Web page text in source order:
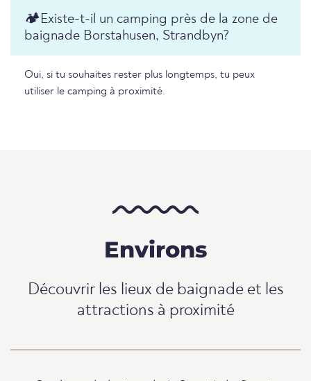
🏕️️Existe-t-il un camping près de la zone de
baignade Borstahusen, Strandbyn?
Oui, si tu souhaites rester plus longtemps, tu peux
utiliser le camping à proximité.
Environs
Découvrir les lieux de baignade et les
attractions à proximité